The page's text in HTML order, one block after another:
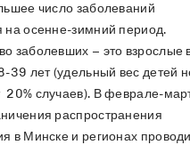
число заболеваний
на осенне-зимний период.
заболевших – это взрослые
39 лет (удельный вес детей
случаев). В феврале-
распространения
в Минске и регионах